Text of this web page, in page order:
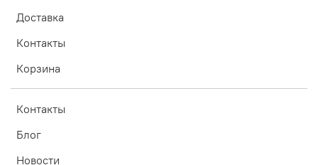
Доставка
Контакты
Корзина
Контакты
Блог
Новости